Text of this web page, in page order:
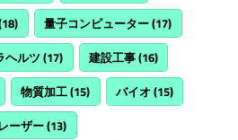
量子コンピューター(17)
ヘルツ (17) 建設工事(16)
物質加工(15) バイオ (15)
ーザー(13)